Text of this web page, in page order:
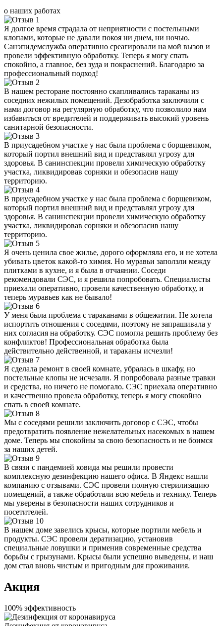
о наших работах
Я долгое время страдала от неприятности с постельными
клопами, которые не давали покоя ни днем, ни ночью.
Санэпидемслужба оперативно среагировали на мой вызов и
провели эффективную обработку. Теперь я могу спать
спокойно, а главное, без зуда и покраснений. Благодарю за
профессиональный подход!
В нашем ресторане постоянно скапливались тараканы из
соседних нежилых помещений. Дезобработка заключили с
нами договор на регулярную обработку, что позволило нам
избавиться от вредителей и поддерживать высокий уровень
санитарной безопасности.
В приусадебном участке у нас была проблема с борщевиком,
который портил внешний вид и представлял угрозу для
здоровья. В санинспекции провели химическую обработку
участка, ликвидировав сорняки и обезопасив нашу
территорию.
В приусадебном участке у нас была проблема с борщевиком,
который портил внешний вид и представлял угрозу для
здоровья. В санинспекции провели химическую обработку
участка, ликвидировав сорняки и обезопасив нашу
территорию.
Я очень ценила свое жилье, дорого оформляла его, и не хотела
убивать цветок какой-то химия. Но муравьи заползли между
плитками в кухне, и я была в отчаянии. Соседи
рекомендовали СЭС, и я решила попробовать. Специалисты
приехали оперативно, провели качественную обработку, и
теперь муравьев как не бывало!
У меня была проблема с тараканами в общежитии. Не хотела
испортить отношения с соседями, поэтому не запрашивала у
них согласия на обработку. СЭС помогла решить проблему без
конфликтов! Профессиональная обработка была
действительно действенной, и тараканы исчезли!
Я сделала ремонт в своей комнате, убралась в шкафу, но
постельные клопы не исчезали. Я попробовала разные травки
и средства, но ничего не помогало. СЭС приехала оперативно
и качественно провела обработку, теперь я могу спокойно
спать в своей комнате.
Мы с соседями решили заключить договор с СЭС, чтобы
предотвратить появление нежелательных насекомых в нашем
доме. Теперь мы спокойны за свою безопасность и не боимся
за наших детей.
В связи с пандемией ковида мы решили провести
комплексную дезинфекцию нашего офиса. В Яндекс нашли
компанию с отзывами. СЭС провели полную стерилизацию
помещений, а также обработали всю мебель и технику. Теперь
мы уверены в безопасности наших сотрудников и
посетителей.
В нашем доме завелись крысы, которые портили мебель и
продукты. СЭС провели дератизацию, установив
специальные ловушки и применив современные средства
борьбы с грызунами. Крысы были успешно выведены, и наш
дом стал вновь чистым и пригодным для проживания.
Акция
100% эффективность